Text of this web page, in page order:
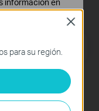
Suscríbete
para su región.
Close
en tu sistema.
tus
fin de mejorar y